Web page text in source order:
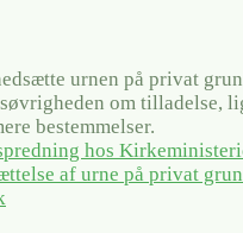
urnen på privat
om tilladelse,
bestemmelser.
hos
af urne på privat